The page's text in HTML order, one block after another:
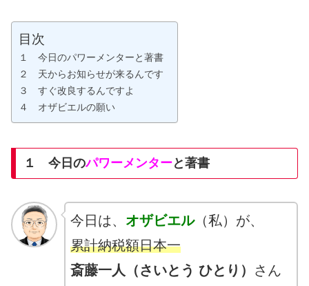
目次
１ 今日のパワーメンターと著書
２ 天からお知らせが来るんです
３ すぐ改良するんですよ
４ オザビエルの願い
１ 今日のパワーメンターと著書
今日は、 オザビエル（私）が、
累計納税額日本一
斎藤一人（さいとう ひとり）
さん